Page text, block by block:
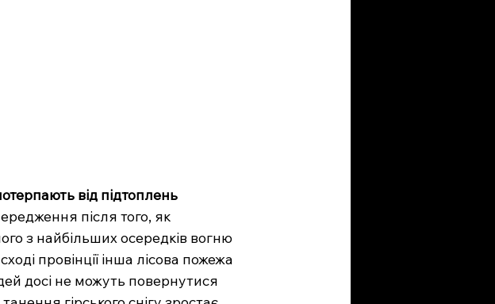
від підтоплень
після того, як
з найбільших осередків вогню
провінції інша лісова пожежа
досі не можуть повернутися